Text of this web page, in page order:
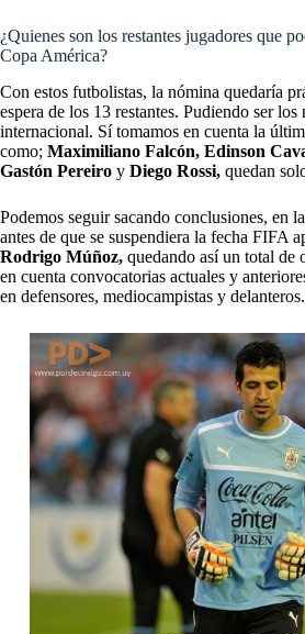
¿Quienes son los restantes jugadores que
Copa América?
Con estos futbolistas, la nómina quedaría
espera de los 13 restantes. Pudiendo ser
internacional. Sí tomamos en cuenta la
como; Maximiliano Falcón, Edinson
Gastón Pereiro y Diego Rossi, quedan
Podemos seguir sacando conclusiones, en
antes de que se suspendiera la fecha FIFA
Rodrigo Múñoz, quedando así un total de
en cuenta convocatorias actuales y
en defensores, mediocampistas y delanteros.